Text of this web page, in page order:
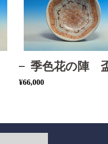
季色花の陣
¥66,000